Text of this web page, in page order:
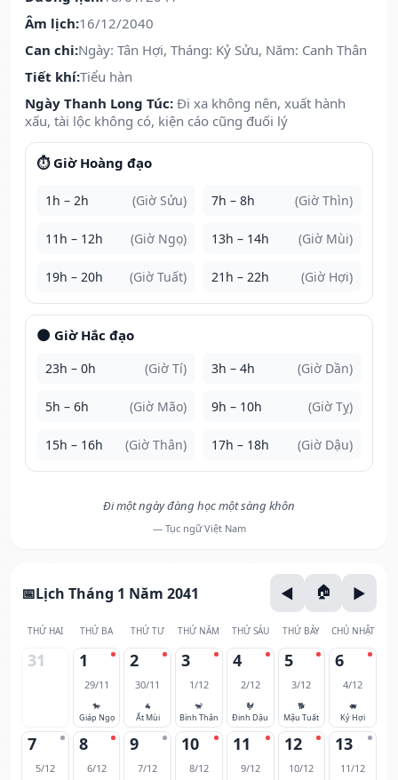
Âm lịch:16/12/2040
Can chi:Ngày: Tân Hợi, Tháng: Kỷ Sửu, Năm: Canh Thân
Tiết khí:Tiểu hàn
Ngày Thanh Long Túc: Đi xa không nên, xuất hành
xấu, tài lộc không có, kiện cáo cũng đuối lý
⏱️ Giờ Hoàng đạo
1h – 2h (Giờ Sửu) 7h – 8h (Giờ Thìn)
11h – 12h (Giờ Ngọ) 13h – 14h (Giờ Mùi)
19h – 20h (Giờ Tuất) 21h – 22h (Giờ Hợi)
🌑 Giờ Hắc đạo
23h – 0h (Giờ Tí) 3h – 4h (Giờ Dần)
5h – 6h (Giờ Mão) 9h – 10h (Giờ Tỵ)
15h – 16h (Giờ Thân) 17h – 18h (Giờ Dậu)
Đi một ngày đàng học một sàng khôn
— Tục ngữ Việt Nam
Lịch Tháng 1 Năm 2041
THỨ HAI THỨ BA THỨ TƯ THỨ NĂM THỨ SÁU THỨ BẢY CHỦ NHẬT
31 1
29/11
🐎
Giáp Ngọ
2
30/11
🐐
Ất Mùi
3
1/12
🐒
Bính Thân
4
2/12
🐓
Đinh Dậu
5
3/12
🐕
Mậu Tuất
6
4/12
🐖
Kỷ Hợi
7
5/12
8
6/12
9
7/12
10
8/12
11
9/12
12
10/12
13
11/12